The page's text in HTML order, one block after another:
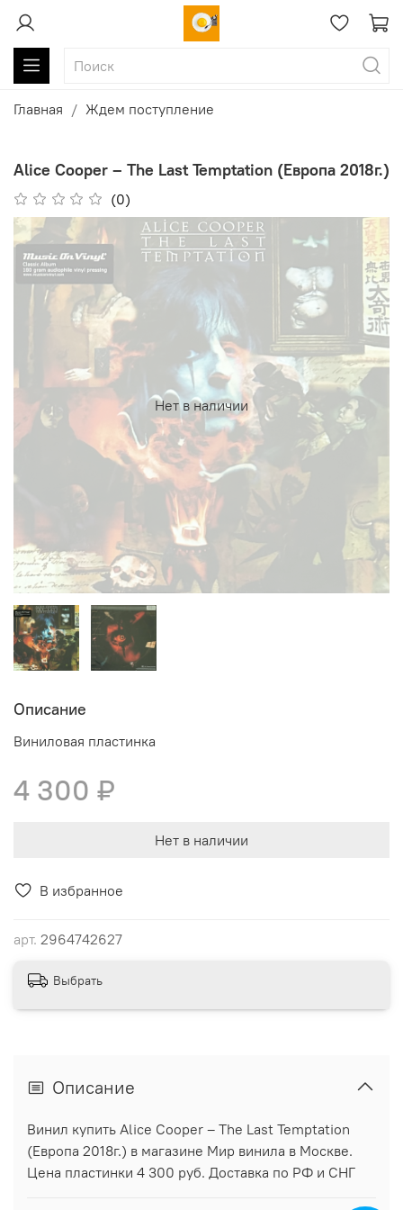
Главная Ждем поступление
Alice Cooper – The Last Temptation (Европа 2018г.)
(0)
В избранное
арт. 2964742627
Нет в наличии
Описание
Виниловая пластинка
4 300 ₽
Нет в наличии
Выбрать
Описание
Винил купить Alice Cooper – The Last Temptation
(Европа 2018г.) в магазине Мир винила в Москве.
Цена пластинки 4 300 руб. Доставка по РФ и СНГ